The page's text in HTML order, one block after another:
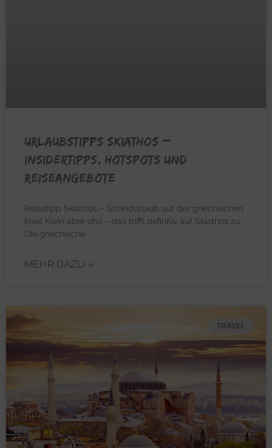
URLAUBSTIPPS SKIATHOS –
Insidertipps, Hotspots und
Reiseangebote
Reisetipp Skiathos – Strandurlaub auf der griechischen
Insel Klein aber oho – das trifft definitiv auf Skiathos zu.
Die griechische
MEHR DAZU »
TRAVEL